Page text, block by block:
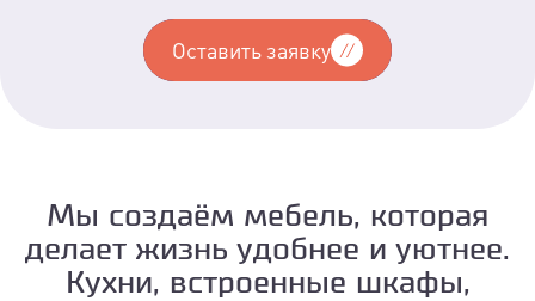
Оставить заявку
Мы создаём мебель, которая
делает жизнь удобнее и уютнее.
Кухни, встроенные шкафы,